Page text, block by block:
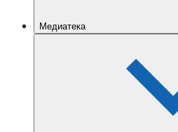
Медиатека